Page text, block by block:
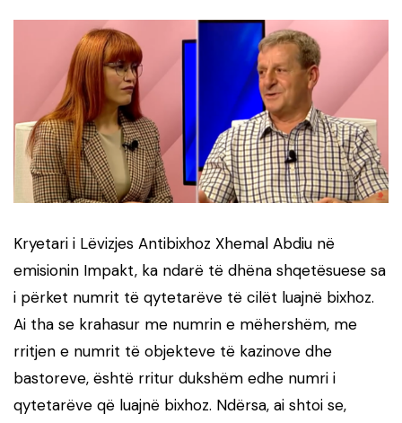
Kryetari i Lëvizjes Antibixhoz Xhemal Abdiu në
emisionin Impakt, ka ndarë të dhëna shqetësuese sa
i përket numrit të qytetarëve të cilët luajnë bixhoz.
Ai tha se krahasur me numrin e mëhershëm, me
rritjen e numrit të objekteve të kazinove dhe
bastoreve, është rritur dukshëm edhe numri i
qytetarëve që luajnë bixhoz. Ndërsa, ai shtoi se,